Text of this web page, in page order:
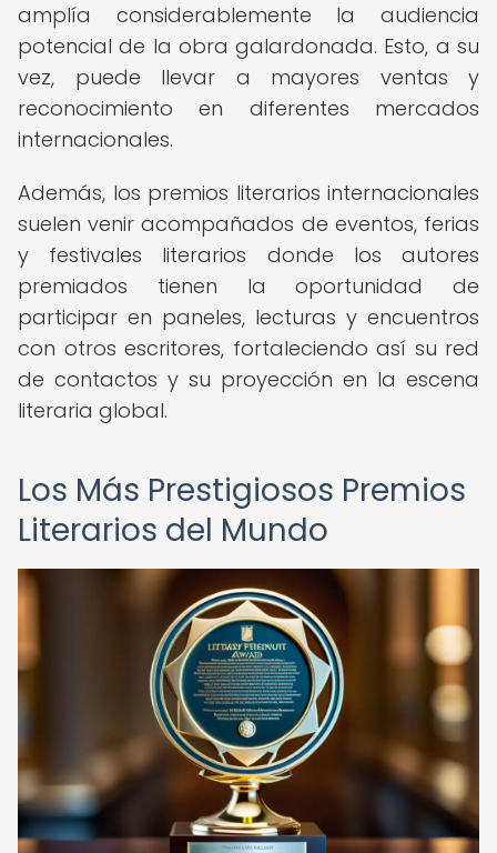
amplía considerablemente la audiencia
potencial de la obra galardonada. Esto, a su
vez, puede llevar a mayores ventas y
reconocimiento en diferentes mercados
internacionales.
Además, los premios literarios internacionales
suelen venir acompañados de eventos, ferias
y festivales literarios donde los autores
premiados tienen la oportunidad de
participar en paneles, lecturas y encuentros
con otros escritores, fortaleciendo así su red
de contactos y su proyección en la escena
literaria global.
Los Más Prestigiosos Premios
Literarios del Mundo